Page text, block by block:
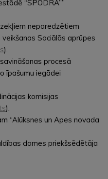
“SPODRA””
neparedzētiem
Sociālās aprūpes
).
procesā
īpašumu iegādei
komisijas
).
“Alūksnes un Apes novada
domes priekšsēdētāja